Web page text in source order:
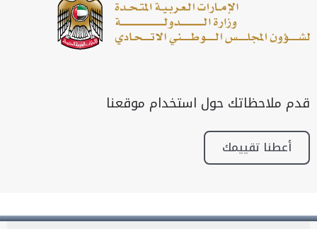
قدم ملاحظاتك حول استخدام موقعنا
أعطنا تقييمك